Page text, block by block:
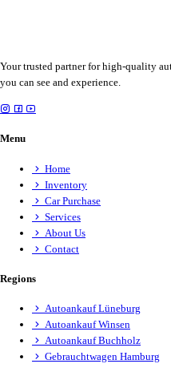
Your trusted partner for high-quality
you can see and experience.
Menu
Home
Inventory
Car Purchase
Services
About Us
Contact
Regions
Autoankauf Lüneburg
Autoankauf Winsen
Autoankauf Buchholz
Gebrauchtwagen Hamburg